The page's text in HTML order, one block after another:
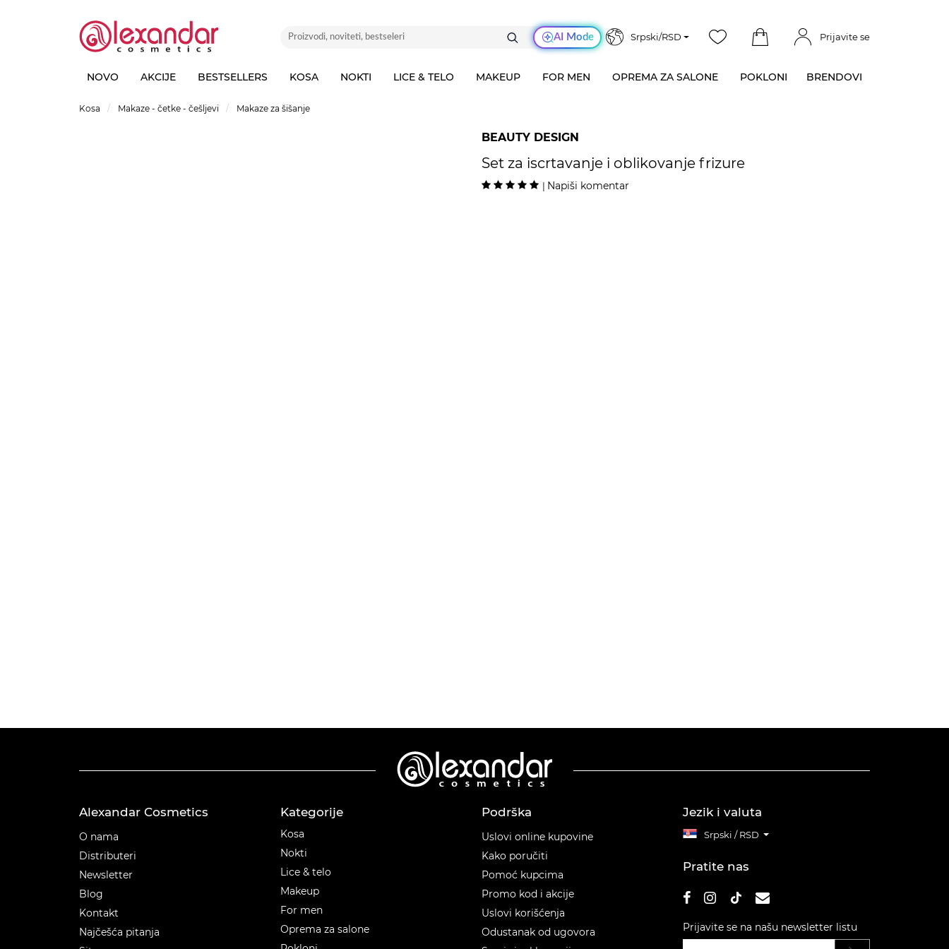
AI Mode Srpski/RSD Prijavite se
NOVO AKCIJE BESTSELLERS KOSA NOKTI LICE & TELO MAKEUP FOR MEN OPREMA ZA SALONE POKLONI BRENDOVI
Kosa Makaze - četke - češljevi Makaze za šišanje
BEAUTY DESIGN
Set za iscrtavanje i oblikovanje frizure
| Napiši komentar
Alexandar Cosmetics
O nama
Distributeri
Newsletter
Blog
Kontakt
Najčešća pitanja
Kategorije
Kosa
Nokti
Lice & telo
Makeup
For men
Oprema za salone
Podrška
Uslovi online kupovine
Kako poručiti
Pomoć kupcima
Promo kod i akcije
Uslovi korišćenja
Odustanak od ugovora
Jezik i valuta
Srpski / RSD
Pratite nas
Prijavite se na našu newsletter listu